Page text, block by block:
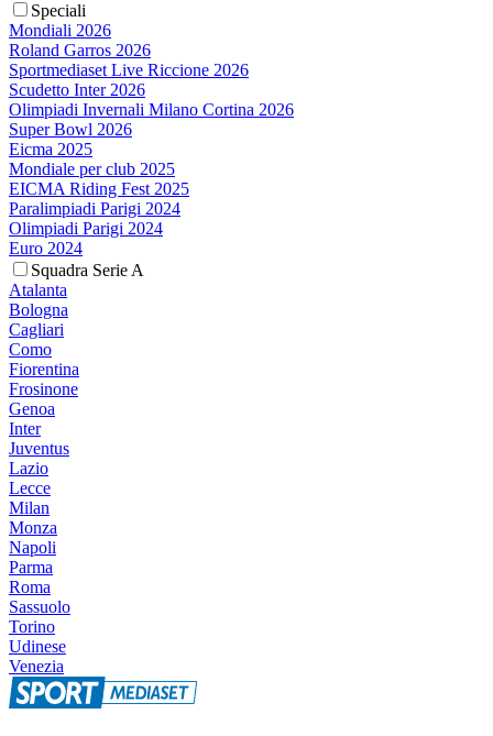
Speciali
Mondiali 2026
Roland Garros 2026
Sportmediaset Live Riccione 2026
Scudetto Inter 2026
Olimpiadi Invernali Milano Cortina 2026
Super Bowl 2026
Eicma 2025
Mondiale per club 2025
EICMA Riding Fest 2025
Paralimpiadi Parigi 2024
Olimpiadi Parigi 2024
Euro 2024
Squadra Serie A
Atalanta
Bologna
Cagliari
Como
Fiorentina
Frosinone
Genoa
Inter
Juventus
Lazio
Lecce
Milan
Monza
Napoli
Parma
Roma
Sassuolo
Torino
Udinese
Venezia